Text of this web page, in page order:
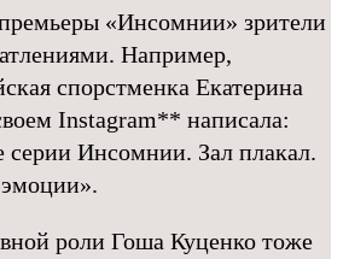
«Инсомнии» зрители
Например,
спорстменка Екатерина
Instagram** написала:
серии Инсомнии. Зал плакал.
роли Гоша Куценко тоже